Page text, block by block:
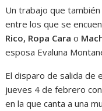
Un trabajo que
entre los que se
Rico, Ropa Cara o
esposa Evaluna
El disparo de salida de
jueves 4 de febrero
en la que canta a una